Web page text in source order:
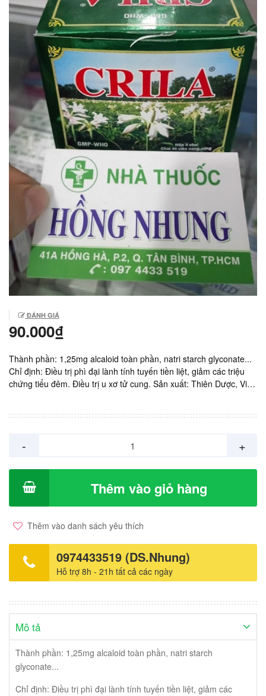
ĐÁNH GIÁ
90.000₫
Thành phần: 1,25mg alcaloid toàn phần, natri starch glyconate...
Chỉ định: Điều trị phì đại lành tính tuyến tiền liệt, giảm các triệu
chứng tiểu đêm. Điều trị u xơ tử cung. Sản xuất: Thiên Dược, Việt
- +
Thêm vào giỏ hàng
Thêm vào danh sách yêu thích
0974433519 (DS.Nhung)
Hỗ trợ 8h - 21h tất cả các ngày
Mô tả
Thành phần: 1,25mg alcaloid toàn phần, natri starch
glyconate...
Chỉ định: Điều trị phì đại lành tính tuyến tiền liệt, giảm các